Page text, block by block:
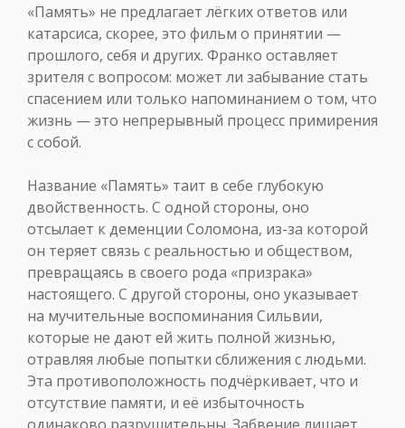
«Память» не предлагает лёгких ответов или
катарсиса, скорее, это фильм о принятии —
прошлого, себя и других. Франко оставляет
зрителя с вопросом: может ли забывание стать
спасением или только напоминанием о том, что
жизнь — это непрерывный процесс примирения
с собой.
Название «Память» таит в себе глубокую
двойственность. С одной стороны, оно
отсылает к деменции Соломона, из-за которой
он теряет связь с реальностью и обществом,
превращаясь в своего рода «призрака»
настоящего. С другой стороны, оно указывает
на мучительные воспоминания Сильвии,
которые не дают ей жить полной жизнью,
отравляя любые попытки сближения с людьми.
Эта противоположность подчёркивает, что и
отсутствие памяти, и её избыточность
одинаково разрушительны. Забвение лишает